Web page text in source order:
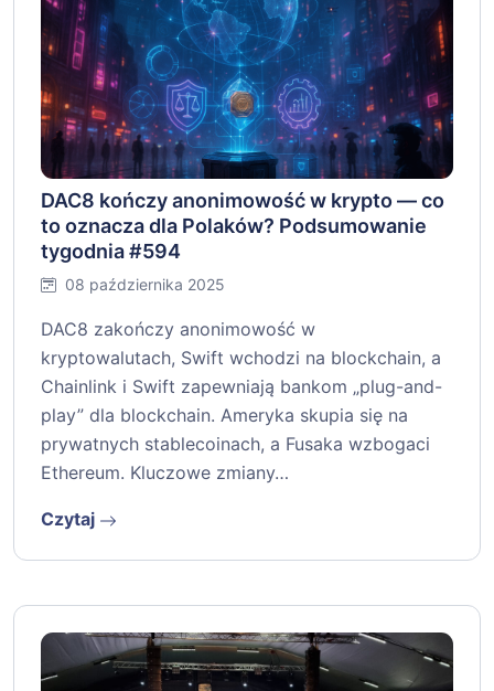
DAC8 kończy anonimowość w krypto — co
to oznacza dla Polaków? Podsumowanie
tygodnia #594
08 października 2025
DAC8 zakończy anonimowość w
kryptowalutach, Swift wchodzi na blockchain, a
Chainlink i Swift zapewniają bankom „plug-and-
play” dla blockchain. Ameryka skupia się na
prywatnych stablecoinach, a Fusaka wzbogaci
Ethereum. Kluczowe zmiany…
Czytaj